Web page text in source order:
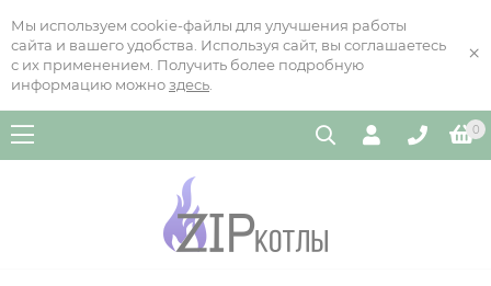
Мы используем cookie-файлы для улучшения работы
сайта и вашего удобства. Используя сайт, вы соглашаетесь
с их применением. Получить более подробную
информацию можно здесь
×
0